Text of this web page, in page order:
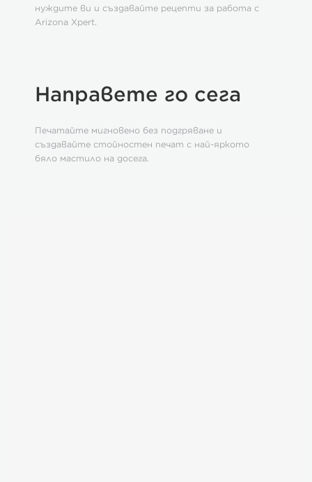
нуждите ви и създавайте рецепти за работа с
Arizona Xpert.
Направете го сега
Печатайте мигновено без подгряване и
създавайте стойностен печат с най-яркото
бяло мастило на досега.